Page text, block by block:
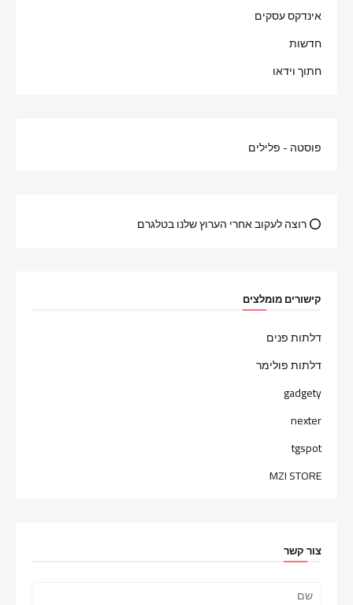
אינדקס עסקים
חדשות
חתוך וידאו
פוסטה - פלילים
⭕ רוצה לעקוב אחרי הערוץ שלנו בטלגרם
קישורים מומלצים
דלתות פנים
דלתות פולימר
gadgety
nexter
tgspot
MZI STORE
צור קשר